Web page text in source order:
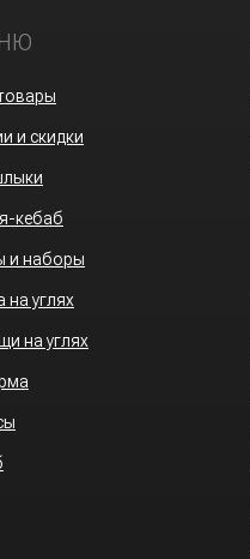
на углях
кебаб
и скидки
и наборы
на углях